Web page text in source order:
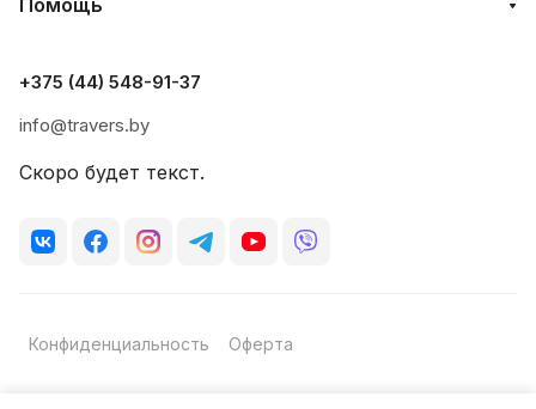
Помощь
+375 (44) 548-91-37
info@travers.by
Скоро будет текст.
Конфиденциальность Оферта